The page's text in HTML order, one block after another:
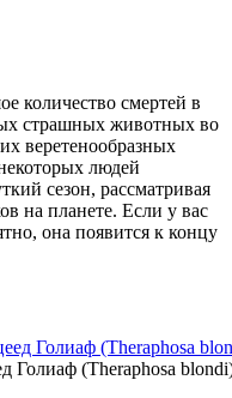
количество смертей в
страшных животных во
веретенообразных
людей
сезон, рассматривая
на планете. Если у вас
она появится к концу
Голиаф (Theraphosa